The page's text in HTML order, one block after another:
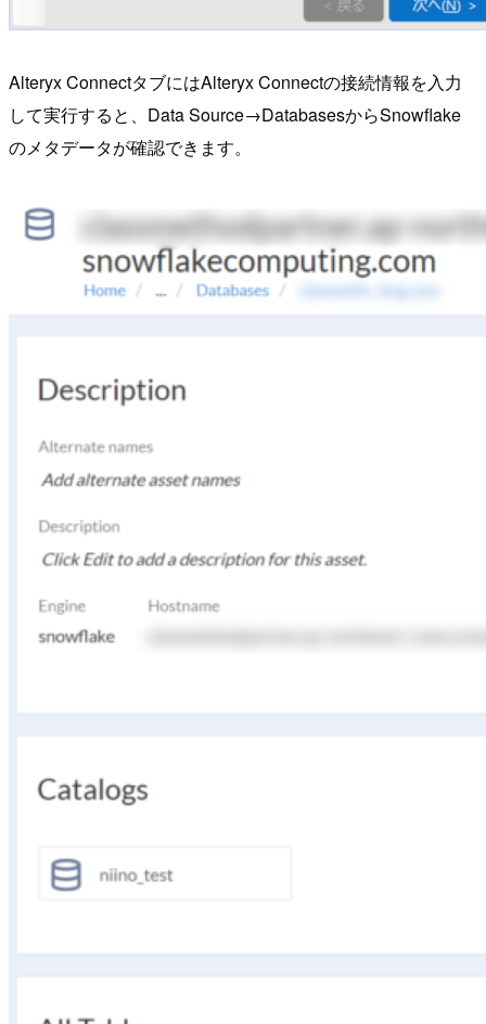
Alteryx ConnectタブにはAlteryx Connectの接続情報を入力
して実行すると、Data Source→DatabasesからSnowflake
のメタデータが確認できます。